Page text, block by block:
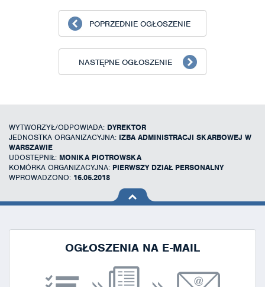
POPRZEDNIE OGŁOSZENIE
NASTĘPNE OGŁOSZENIE
WYTWORZYŁ/ODPOWIADA: DYREKTOR
JEDNOSTKA ORGANIZACYJNA: IZBA ADMINISTRACJI SKARBOWEJ W
WARSZAWIE
UDOSTĘPNIŁ: MONIKA PIOTROWSKA
KOMÓRKA ORGANIZACYJNA: PIERWSZY DZIAŁ PERSONALNY
WPROWADZONO: 16.05.2018
na górę
OGŁOSZENIA NA E-MAIL